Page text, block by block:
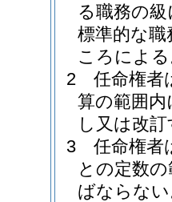
る職務の
標準的な職
ころによ
2
任命権者
算の範囲
し又は改
3
任命権者
との定数
ばならな